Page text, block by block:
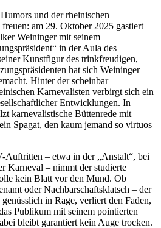
und der rheinischen
am 29. Oktober 2025 gastiert
Weininger mit seinem
in der Aula des
Kunstfigur des trinkfreudigen,
hat sich Weininger
Hinter der scheinbar
Karnevalisten verbirgt sich ein
Entwicklungen. In
karnevalistische Büttenrede mit
Spagat, den kaum jemand so virtuos
Auftritten – etwa in der „Anstalt“, bei
Karneval – nimmt der studierte
kein Blatt vor den Mund. Ob
oder Nachbarschaftsklatsch – der
in Rage, verliert den Faden,
Publikum mit seinem pointierten
bleibt garantiert kein Auge trocken.